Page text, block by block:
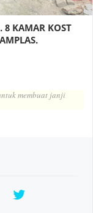
8 KAMAR KOST
membuat janji